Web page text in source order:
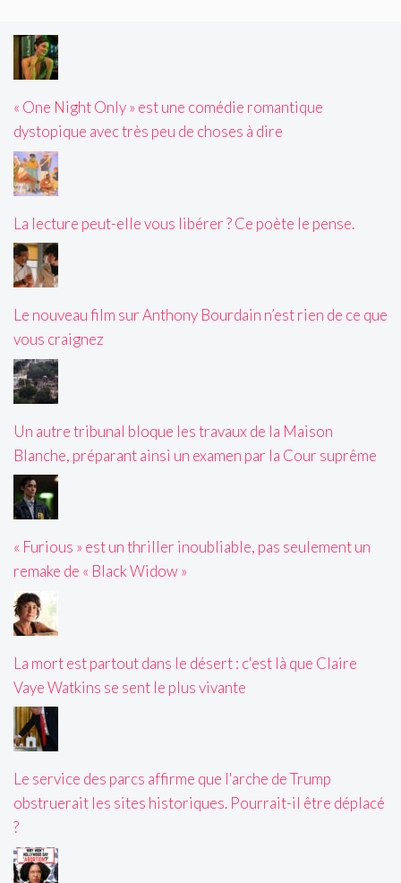
« One Night Only » est une comédie romantique
dystopique avec très peu de choses à dire
La lecture peut-elle vous libérer ? Ce poète le pense.
Le nouveau film sur Anthony Bourdain n’est rien de ce que
vous craignez
Un autre tribunal bloque les travaux de la Maison
Blanche, préparant ainsi un examen par la Cour suprême
« Furious » est un thriller inoubliable, pas seulement un
remake de « Black Widow »
La mort est partout dans le désert : c'est là que Claire
Vaye Watkins se sent le plus vivante
Le service des parcs affirme que l'arche de Trump
obstruerait les sites historiques. Pourrait-il être déplacé
?